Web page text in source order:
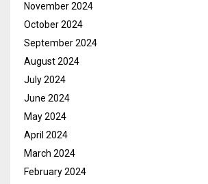
November 2024
October 2024
September 2024
August 2024
July 2024
June 2024
May 2024
April 2024
March 2024
February 2024